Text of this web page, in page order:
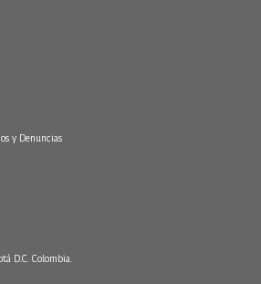
y Denuncias
D.C. Colombia.